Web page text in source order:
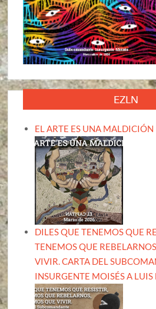
EZLN
EL ARTE ES UNA MALDICIÓN
DILES QUE TENEMOS QUE
TENEMOS QUE
VIVIR. CARTA DEL
INSURGENTE MOISÉS A LUIS